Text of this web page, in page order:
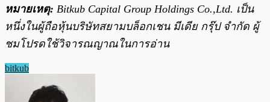
หมายเหตุ: Bitkub Capital Group Holdings Co.,Ltd. เป็น
หนึ่งในผู้ถือหุ้นบริษัทสยามบล็อกเชน มีเดีย กรุ๊ป จำกัด ผู้
ชมโปรดใช้วิจารณญาณในการอ่าน
bitkub